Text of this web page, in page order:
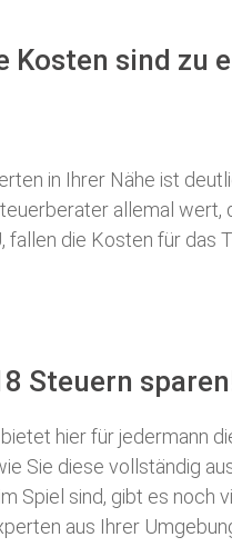
Kosten sind zu
in Ihrer Nähe ist
allemal
die Kosten für
Steuern
hier für jedermann
Sie diese vollständig
Spiel sind, gibt es noch
aus Ihrer